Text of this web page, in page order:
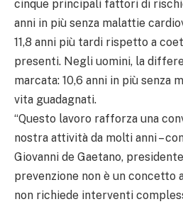
cinque principali fattori di
anni in più senza malattie
11,8 anni più tardi rispetto a
presenti. Negli uomini, la
marcata: 10,6 anni in più senza
vita guadagnati.
“Questo lavoro rafforza una
nostra attività da molti anni –
Giovanni de Gaetano,
prevenzione non è un concetto
non richiede interventi